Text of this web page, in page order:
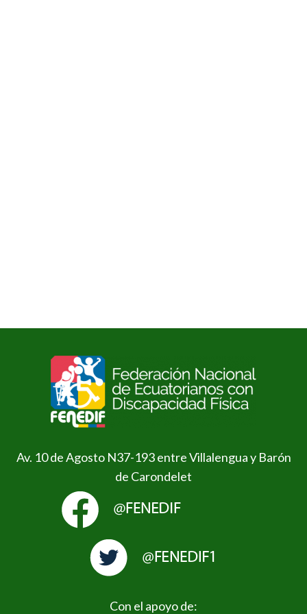
Av. 10 de Agosto N37-193 entre Villalengua y Barón
de Carondelet
Con el apoyo de: